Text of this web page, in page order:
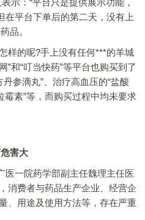
示：“平台只是提供展示功能，
在平台下单后的第二天，没有上
品。
的呢?手上没有任何***的羊城
”和“叮当快药”等平台也购买到了
参滴丸”、治疗高血压的“盐酸
霉素”等，而购买过程中均未要求
害大
一院药学部副主任魏理主任医
消费者与药品生产企业、经营企
、用途及使用方法等，存在严重